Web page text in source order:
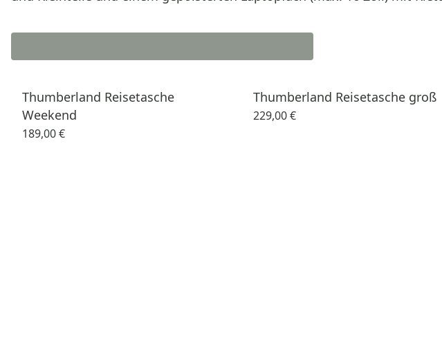
Thumberland Reisetasche
Weekend
189,00 €
Thumberland Reisetasche groß
229,00 €